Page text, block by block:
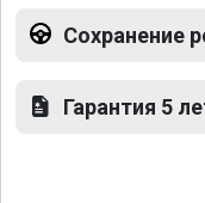
Сохранение
Гарантия 5